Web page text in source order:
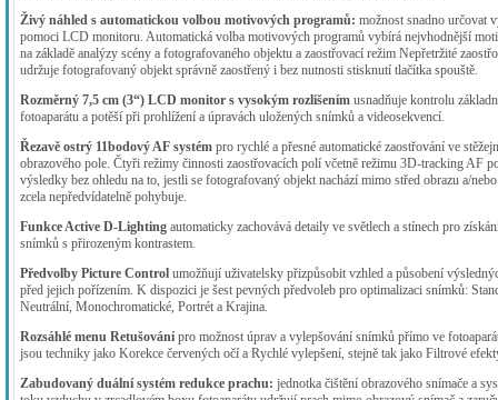
Živý náhled s automatickou volbou motivových programů: možnost snadno určovat
pomoci LCD monitoru. Automatická volba motivových programů vybírá nejvhodnější
na základě analýzy scény a fotografovaného objektu a zaostřovací režim Nepřetržité
udržuje fotografovaný objekt správně zaostřený i bez nutnosti stisknutí tlačítka spouště.
Rozměrný 7,5 cm (3“) LCD monitor s vysokým rozlišením usnadňuje kontrolu
fotoaparátu a potěší při prohlížení a úpravách uložených snímků a videosekvencí.
Řezavě ostrý 11bodový AF systém pro rychlé a přesné automatické zaostřování ve
obrazového pole. Čtyři režimy činnosti zaostřovacích polí včetně režimu 3D-tracking AF
výsledky bez ohledu na to, jestli se fotografovaný objekt nachází mimo střed obrazu a/
zcela nepředvídatelně pohybuje.
Funkce Active D-Lighting automaticky zachovává detaily ve světlech a stínech pro
snímků s přirozeným kontrastem.
Předvolby Picture Control umožňují uživatelsky přizpůsobit vzhled a působení
před jejich pořízením. K dispozici je šest pevných předvoleb pro optimalizaci snímků:
Neutrální, Monochromatické, Portrét a Krajina.
Rozsáhlé menu Retušovánípro možnost úprav a vylepšování snímků přímo ve
jsou techniky jako Korekce červených očí a Rychlé vylepšení, stejně tak jako Filtrové
Zabudovaný duální systém redukce prachu: jednotka čištění obrazového snímače a